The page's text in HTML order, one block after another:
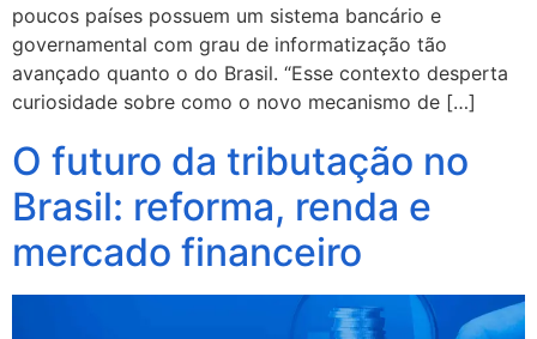
poucos países possuem um sistema bancário e
governamental com grau de informatização tão
avançado quanto o do Brasil. “Esse contexto desperta
curiosidade sobre como o novo mecanismo de […]
O futuro da tributação no
Brasil: reforma, renda e
mercado financeiro